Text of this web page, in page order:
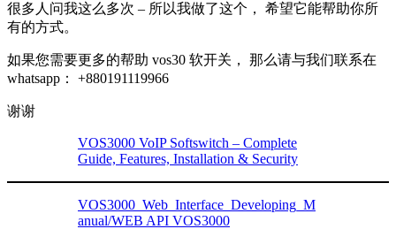
很多人问我这么多次 – 所以我做了这个， 希望它能帮助你所
有的方式。
如果您需要更多的帮助 vos30 软开关， 那么请与我们联系在
whatsapp： +880191119966
谢谢
VOS3000 VoIP Softswitch – Complete
Guide, Features, Installation & Security
VOS3000_Web_Interface_Developing_M
anual/WEB API VOS3000